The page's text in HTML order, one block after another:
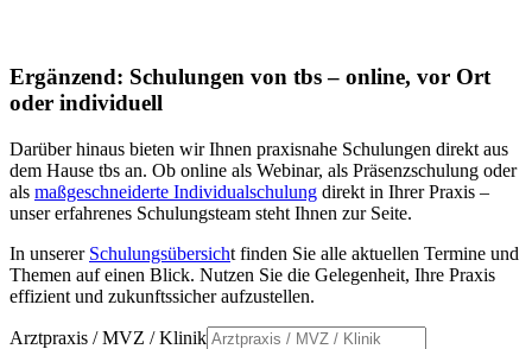
Ergänzend: Schulungen von tbs – online, vor Ort
oder individuell
Darüber hinaus bieten wir Ihnen praxisnahe Schulungen direkt aus
dem Hause tbs an. Ob online als Webinar, als Präsenzschulung oder
als maßgeschneiderte Individualschulung direkt in Ihrer Praxis –
unser erfahrenes Schulungsteam steht Ihnen zur Seite.
In unserer Schulungsübersicht finden Sie alle aktuellen Termine und
Themen auf einen Blick. Nutzen Sie die Gelegenheit, Ihre Praxis
effizient und zukunftssicher aufzustellen.
Arztpraxis / MVZ / Klinik